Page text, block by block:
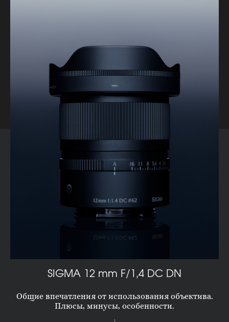
SIGMA 12 mm F/1,4 DC DN
Общие впечатления от использования объектива.
Плюсы, минусы, особенности.